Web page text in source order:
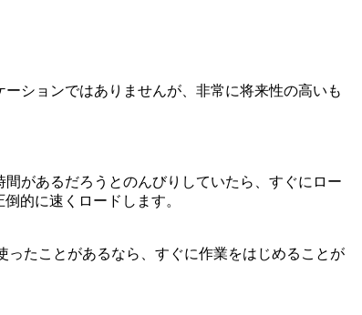
ションではありませんが、非常に将来性の高いも
があるだろうとのんびりしていたら、すぐにロー
的に速くロードします。
ったことがあるなら、すぐに作業をはじめることが